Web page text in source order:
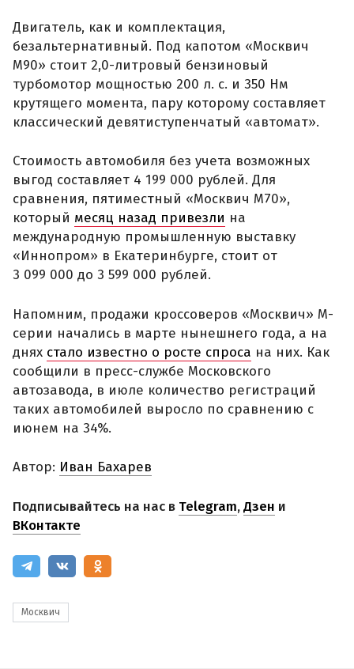
Двигатель, как и комплектация,
безальтернативный. Под капотом «Москвич
М90» стоит 2,0-литровый бензиновый
турбомотор мощностью 200 л. с. и 350 Нм
крутящего момента, пару которому составляет
классический девятиступенчатый «автомат».
Стоимость автомобиля без учета возможных
выгод составляет 4 199 000 рублей. Для
сравнения, пятиместный «Москвич М70»,
который месяц назад привезли на
международную промышленную выставку
«Иннопром» в Екатеринбурге, стоит от
3 099 000 до 3 599 000 рублей.
Напомним, продажи кроссоверов «Москвич» М-
серии начались в марте нынешнего года, а на
днях стало известно о росте спроса на них. Как
сообщили в пресс-службе Московского
автозавода, в июле количество регистраций
таких автомобилей выросло по сравнению с
июнем на 34%.
Автор: Иван Бахарев
Подписывайтесь на нас в Telegram,Дзен и
ВКонтакте
Москвич